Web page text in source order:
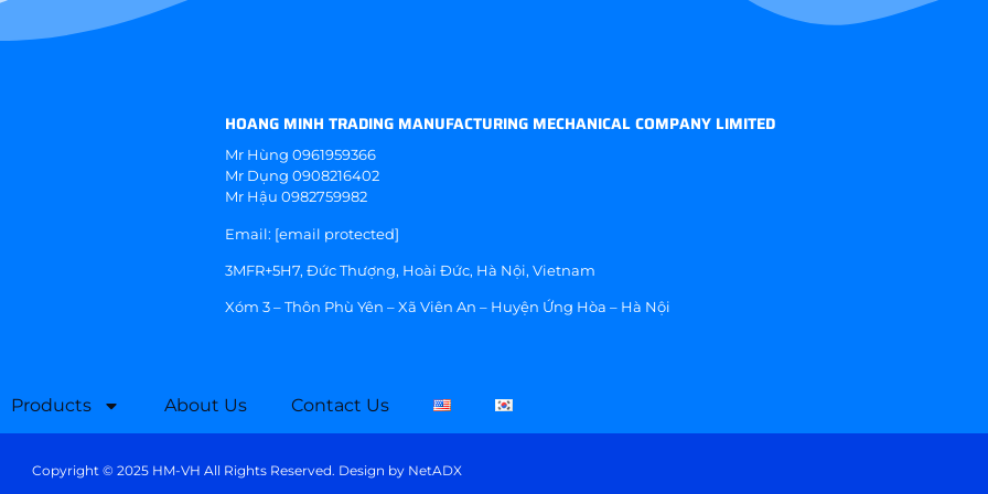
HOANG MINH TRADING MANUFACTURING MECHANICAL COMPANY LIMITED
Mr Hùng 0961959366
Mr Dụng 0908216402
Mr Hậu 0982759982
Email: [email protected]
3MFR+5H7, Đức Thượng, Hoài Đức, Hà Nội, Vietnam
Xóm 3 – Thôn Phù Yên – Xã Viên An – Huyện Ứng Hòa – Hà Nội
Products About Us Contact Us
Copyright © 2025 HM-VH All Rights Reserved. Design by NetADX